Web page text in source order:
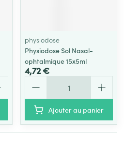
physiodose
Physiodose Sol Nasal-
ophtalmique 15x5ml
4,72 €
Ajouter au panier